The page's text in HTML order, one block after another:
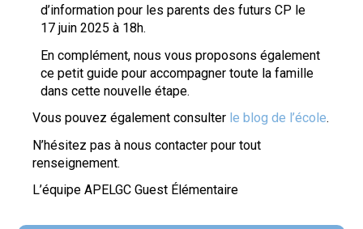
d’information pour les parents des futurs CP le
17 juin 2025 à 18h.
En complément, nous vous proposons également
ce petit guide pour accompagner toute la famille
dans cette nouvelle étape.
Vous pouvez également consulter le blog de l’école.
N’hésitez pas à nous contacter pour tout
renseignement.
L’équipe APELGC Guest Élémentaire